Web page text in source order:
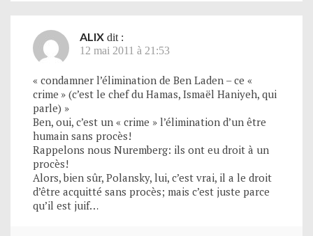
ALIX dit :
12 mai 2011 à 21:53
« condamner l’élimination de Ben Laden – ce «
crime » (c’est le chef du Hamas, Ismaël Haniyeh, qui
parle) »
Ben, oui, c’est un « crime » l’élimination d’un être
humain sans procès!
Rappelons nous Nuremberg: ils ont eu droit à un
procès!
Alors, bien sûr, Polansky, lui, c’est vrai, il a le droit
d’être acquitté sans procès; mais c’est juste parce
qu’il est juif…